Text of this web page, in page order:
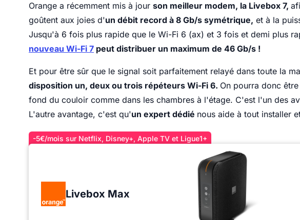
Orange a récemment mis à jour son meilleur modem, la Livebox 7,
goûtent aux joies d'un débit record à 8 Gb/s symétrique, et à la
Jusqu'à 6 fois plus rapide que le Wi-Fi 6 (ax) et 3 fois et demi plus
nouveau Wi-Fi 7 peut distribuer un maximum de 46 Gb/s !
Et pour être sûr que le signal soit parfaitement relayé dans toute la
disposition un, deux ou trois répéteurs Wi-Fi 6. On pourra donc
fond du couloir comme dans les chambres à l'étage. C'est l'un des
L'autre avantage, c'est qu'un expert dédié nous aide à tout installer
-5€/mois sur Netflix, Disney+, Apple TV et Ligue1+
Livebox Max